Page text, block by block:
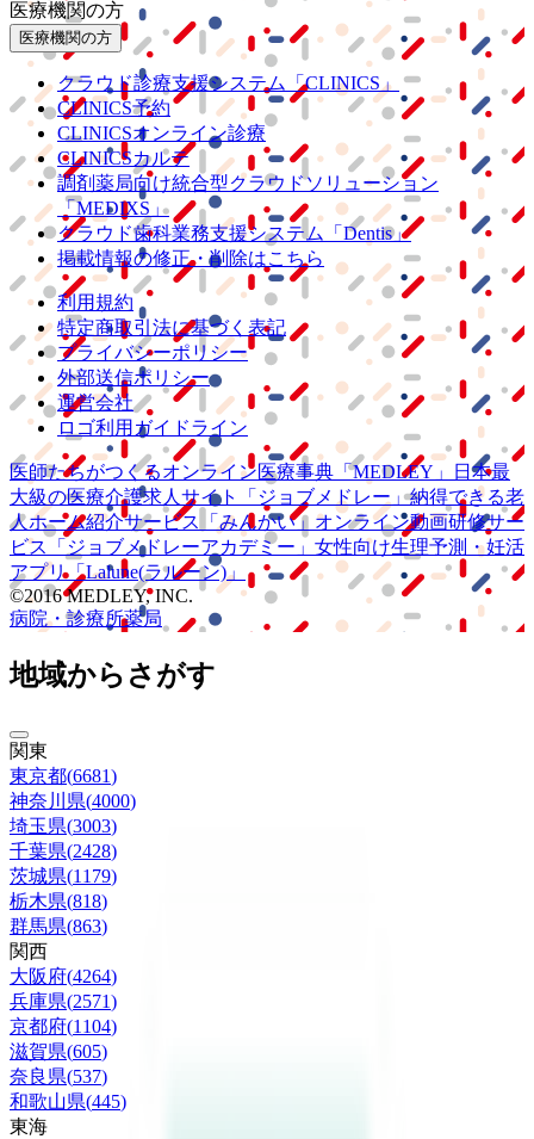
医療機関の方
医療機関の方
クラウド診療支援システム
「CLINICS」
CLINICS予約
CLINICSオンライン診療
CLINICSカルテ
調剤薬局向け統合型クラウドソリューション
「MEDIXS」
クラウド歯科業務支援システム
「Dentis」
掲載情報の修正・削除はこちら
利用規約
特定商取引法に基づく表記
プライバシーポリシー
外部送信ポリシー
運営会社
ロゴ利用ガイドライン
医師たちがつくるオンライン医療事典 「MEDLEY」
日本最
大級の医療介護求人サイト 「ジョブメドレー」納得できる老
人ホーム紹介サービス
「みんかい」 オンライン動画研修サー
ビス
「ジョブメドレーアカデミー」 女性向け生理予測・妊活
アプリ「Lalune(ラルーン)」
©2016 MEDLEY, INC.
病院・診療所薬局
地域からさがす
関東
東京都(6681)
神奈川県(4000)
埼玉県(3003)
千葉県(2428)
茨城県(1179)
栃木県(818)
群馬県(863)
関西
大阪府(4264)
兵庫県(2571)
京都府(1104)
滋賀県(605)
奈良県(537)
和歌山県(445)
東海